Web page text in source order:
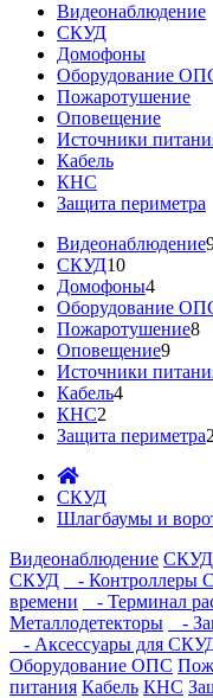
Видеонаблюдение
СКУД
Домофоны
Оборудование
Пожаротушение
Оповещение
Источники
Кабель
КНС
Защита периметра
Видеонаблюдение
СКУД10
Домофоны4
Оборудование
Пожаротушение8
Оповещение9
Источники
Кабель4
КНС2
Защита периметра2
СКУД
Шлагбаумы и
Видеонаблюдение СКУД
СКУД
- Контроллеры
времени
- Терминал
Металлодетекторы
-
- Аксессуары для
Оборудование ОПС
питания Кабель КНС